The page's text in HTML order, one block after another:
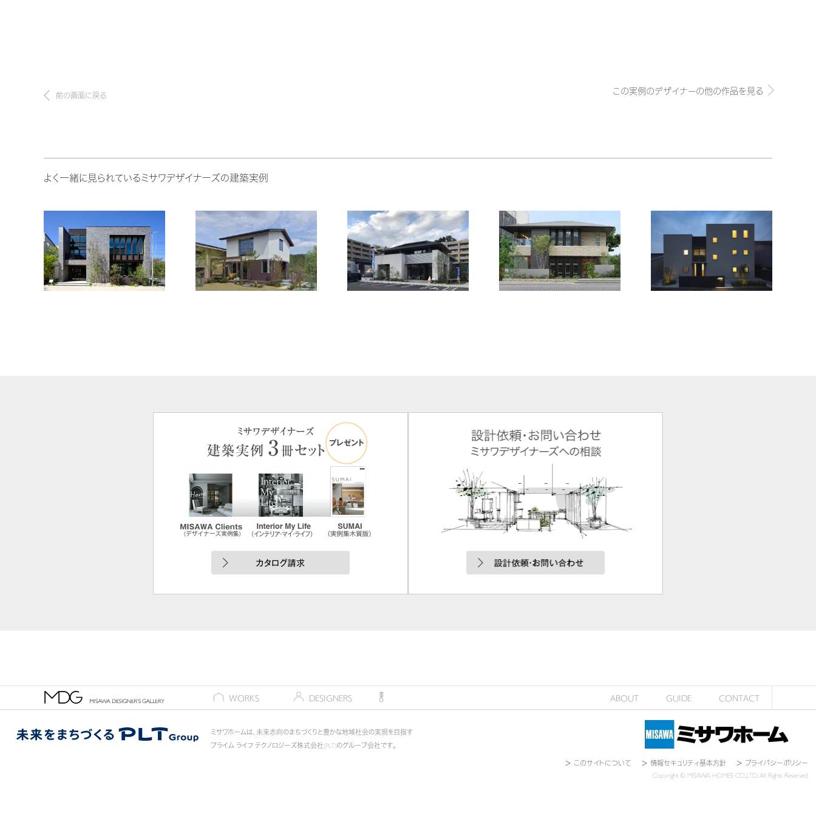
前の画面に戻る この実例のデザイナーの他の作品を見る
よく一緒に見られているミサワデザイナーズの建築実例
WORKS
ギャラリー DESIGNERS
デザイナー
コンペティション
ABOUT GUIDE CONTACT
ミサワホームは、未来志向のまちづくりと豊かな地域社会の実現を目指す
プライム ライフ テクノロジーズ株式会社(PLT)のグループ会社です。
＞ このサイトについて ＞ 情報セキュリティ基本方針 ＞ プライバシーポリシー
Copyright © MISAWA HOMES CO.,LTD. All Rights Reserved.